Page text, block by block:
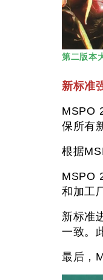
第二版本
新标准
MSPO
保所有
根据
MSPO
和加工
新标准
一致。
最后，